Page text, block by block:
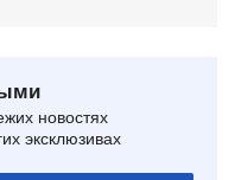
новостях
эксклюзивах